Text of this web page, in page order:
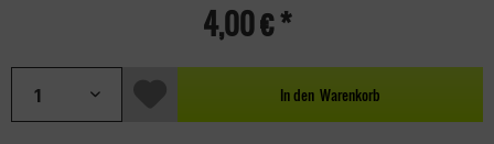
4,00 € *
In den Warenkorb